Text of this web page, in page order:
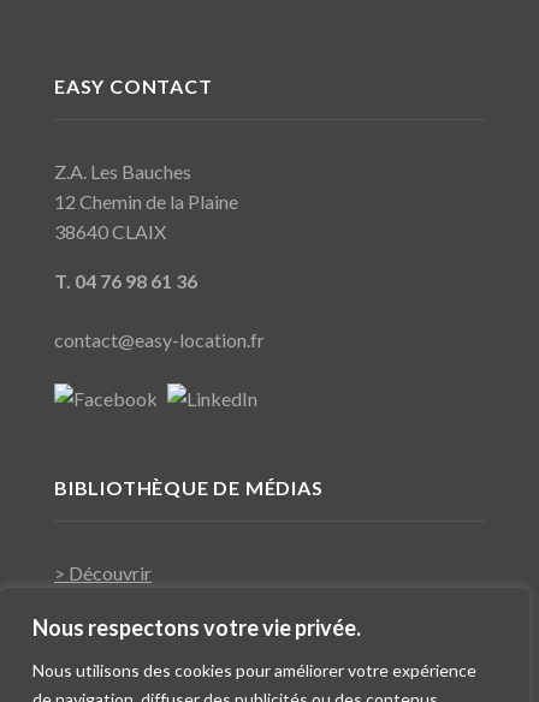
Nous respectons votre vie privée.
Nous utilisons des cookies pour améliorer votre expérience
EASY CONTACT
Z.A. Les Bauches
12 Chemin de la Plaine
38640 CLAIX
T. 04 76 98 61 36
contact@easy-location.fr
BIBLIOTHÈQUE DE MÉDIAS
> Découvrir